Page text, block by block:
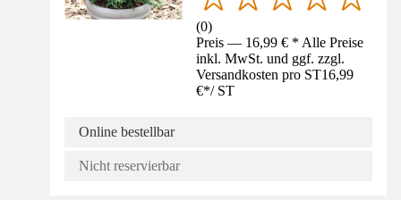
(0)
Preis — 16,99 € * Alle Preise
inkl. MwSt. und ggf. zzgl.
Versandkosten pro ST16,99
€*/ ST
Online bestellbar
Nicht reservierbar